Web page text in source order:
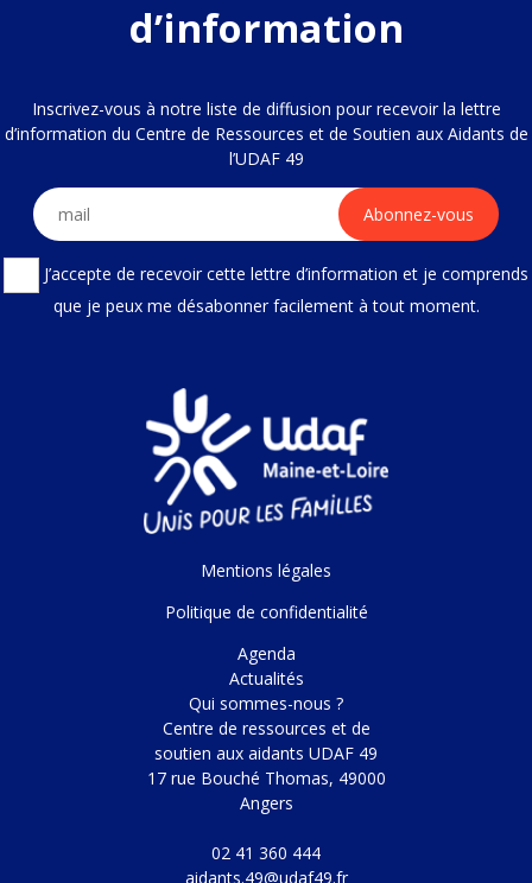
d’information
Inscrivez-vous à notre liste de diffusion pour recevoir la lettre
d’information du Centre de Ressources et de Soutien aux Aidants de
l’UDAF 49
J’accepte de recevoir cette lettre d’information et je comprends
que je peux me désabonner facilement à tout moment.
Mentions légales
Politique de confidentialité
Agenda
Actualités
Qui sommes-nous ?
Centre de ressources et de
soutien aux aidants UDAF 49
17 rue Bouché Thomas, 49000
Angers
02 41 360 444
aidants.49@udaf49.fr